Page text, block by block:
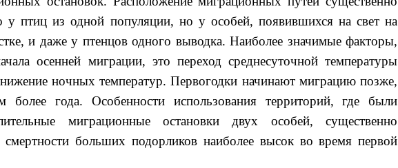
у птиц из одной популяции, но у особей, появившихся на свет на
и даже у птенцов одного выводка. Наиболее значимые факторы,
осенней миграции, это переход среднесуточной температуры
ночных температур. Первогодки начинают миграцию позже,
более года. Особенности использования территорий, где были
миграционные остановки двух особей, существенно
смертности больших подорликов наиболее высок во время первой